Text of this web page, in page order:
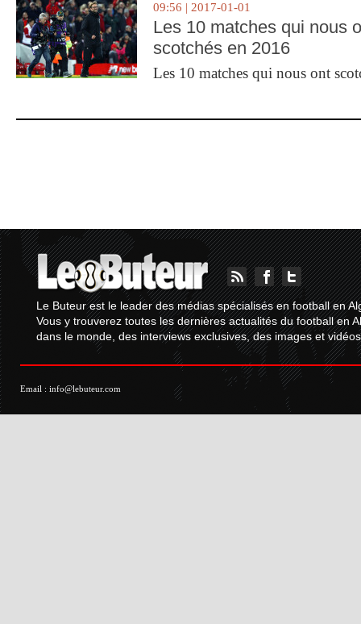
09:56 | 2017-01-01
Les 10 matches qui nous
scotchés en 2016
Les 10 matches qui nous ont
Le Buteur est le leader des médias spécialisés en football en
Vous y trouverez toutes les dernières actualités du football en
dans le monde, des interviews exclusives, des images et
Email : info@lebuteur.com